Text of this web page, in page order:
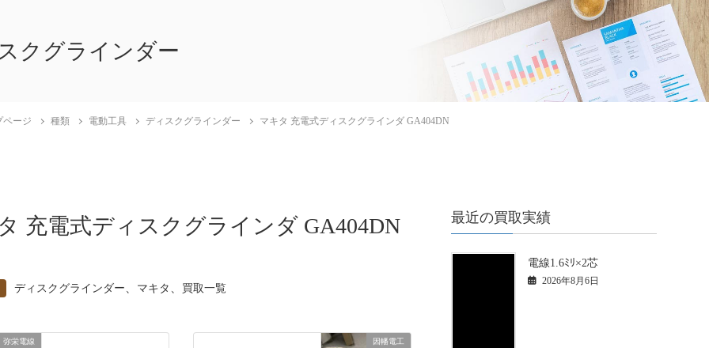
クグラインダー
ページ 種類 電動工具 ディスクグラインダー マキタ 充電式ディスクグラインダ GA404DN
充電式ディスクグラインダ GA404DN
ディスクグラインダー 、 マキタ 、 買取一覧
弥栄電線 因幡電工
最近の買取実績
電線1.6ﾐﾘ×2芯
2026年8月6日